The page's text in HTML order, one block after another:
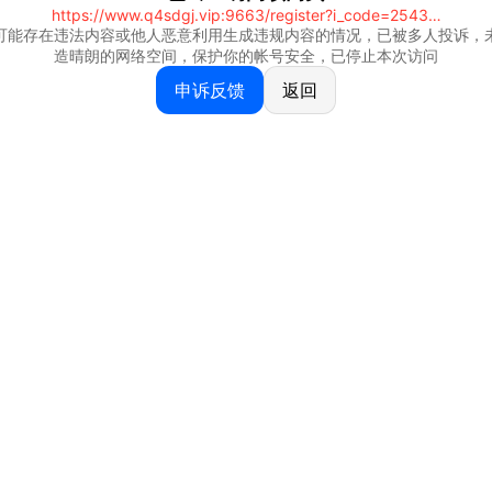
https://www.q4sdgj.vip:9663/register?i_code=25430844
能存在违法内容或他人恶意利用生成违规内容的情况，已被多人投诉，
造晴朗的网络空间，保护你的帐号安全，已停止本次访问
申诉反馈 返回